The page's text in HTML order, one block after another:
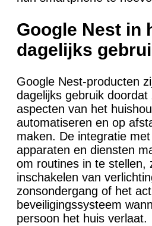
Google Nest in
dagelijks
Google Nest-producten
dagelijks gebruik
aspecten van het
automatiseren en op
maken. De integratie
apparaten en diensten
om routines in te stellen,
inschakelen van
zonsondergang of het
beveiligingssysteem
persoon het huis verlaat.